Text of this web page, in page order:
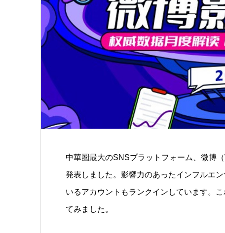
中華圏最大のSNSプラットフォーム、微博
発表しました。 影響力のあったインフルエ
いるアカウントもランクインしています。
てみました。